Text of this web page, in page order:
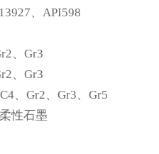
、API598
、Gr3
、Gr3
、Gr2、Gr3、Gr5
性石墨